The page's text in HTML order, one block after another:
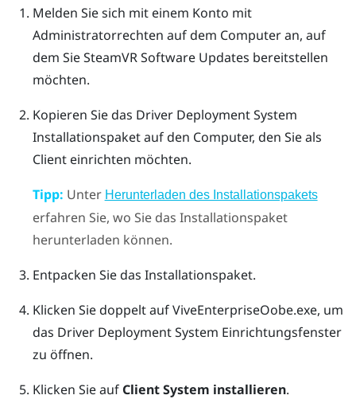
Melden Sie sich mit einem Konto mit
Administratorrechten auf dem Computer an, auf
dem SieSteamVRSoftware Updates bereitstellen
möchten.
Kopieren Sie das Driver Deployment System
Installationspaket auf den Computer, den Sie als
Client einrichten möchten.
Tipp: Unter Herunterladen des Installationspakets
erfahren Sie, wo Sie das Installationspaket
herunterladen können.
Entpacken Sie das Installationspaket.
Klicken Sie doppelt aufViveEnterpriseOobe.exe, um
das Driver Deployment System Einrichtungsfenster
zu öffnen.
Klicken Sie auf Client System installieren.